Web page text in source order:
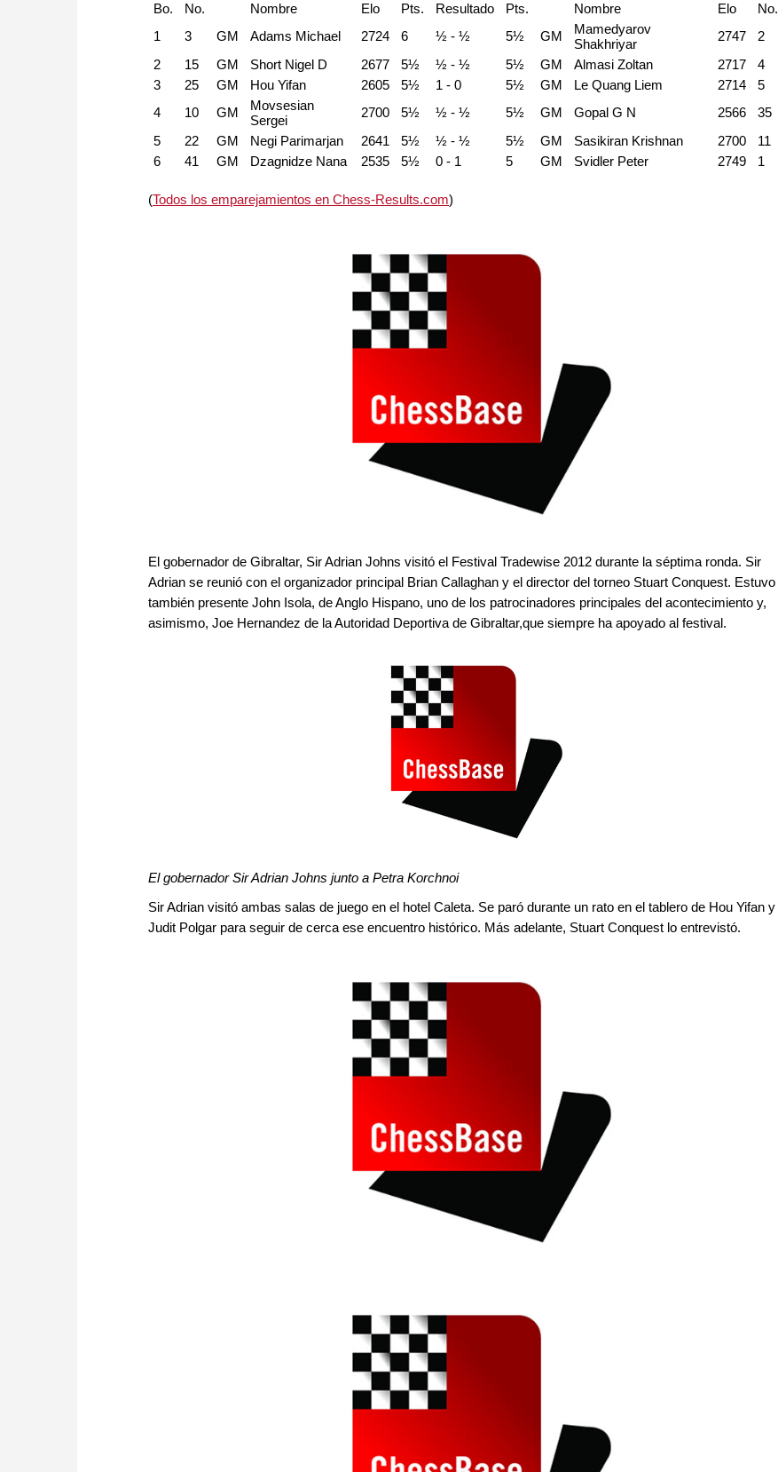
Bo.
No. Nombre Elo Pts. Resultado Pts. Nombre Elo
No.
1
3 GM Adams Michael 2724 6 ½ - ½ 5½ GM
Mamedyarov
Shakhriyar
2747
2
2
15 GM Short Nigel D 2677 5½ ½ - ½ 5½ GM Almasi Zoltan 2717
4
3
25 GM Hou Yifan 2605 5½ 1 - 0 5½ GM Le Quang Liem 2714
5
4
10 GM
Movsesian
Sergei
2700 5½ ½ - ½ 5½ GM Gopal G N 2566
35
5
22 GM Negi Parimarjan 2641 5½ ½ - ½ 5½ GM Sasikiran Krishnan 2700
11
6
41 GM Dzagnidze Nana 2535 5½ 0 - 1 5 GM Svidler Peter 2749 1
(Todos los emparejamientos en Chess-Results.com)
El gobernador de Gibraltar, Sir Adrian Johns visitó el Festival Tradewise 2012 durante la séptima ronda. Sir
Adrian se reunió con el organizador principal Brian Callaghan y el director del torneo Stuart Conquest. Estuvo
también presente John Isola, de Anglo Hispano, uno de los patrocinadores principales del acontecimiento y,
asimismo, Joe Hernandez de la Autoridad Deportiva de Gibraltar,que siempre ha apoyado al festival.
El gobernador Sir Adrian Johns junto a Petra Korchnoi
Sir Adrian visitó ambas salas de juego en el hotel Caleta. Se paró durante un rato en el tablero de Hou Yifan y
Judit Polgar para seguir de cerca ese encuentro histórico. Más adelante, Stuart Conquest lo entrevistó.